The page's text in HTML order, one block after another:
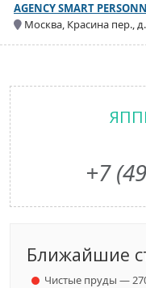
AGENCY SMART
Москва, Красина пер., д.
+7
Ближайшие
Чистые пруды —